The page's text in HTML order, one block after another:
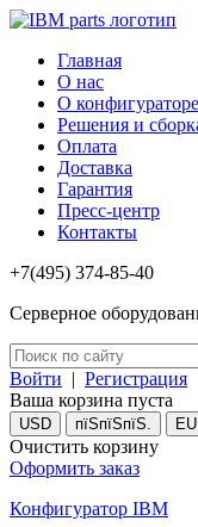
Главная
О нас
О конфигураторе
Решения и
Оплата
Доставка
Гарантия
Пресс-центр
Контакты
+7(495) 374-85-40
Серверное
Войти | Регистрация
Ваша корзина пуста
USD пїЅпїЅпїЅ.
Очистить корзину
Оформить заказ
Конфигуратор IBM